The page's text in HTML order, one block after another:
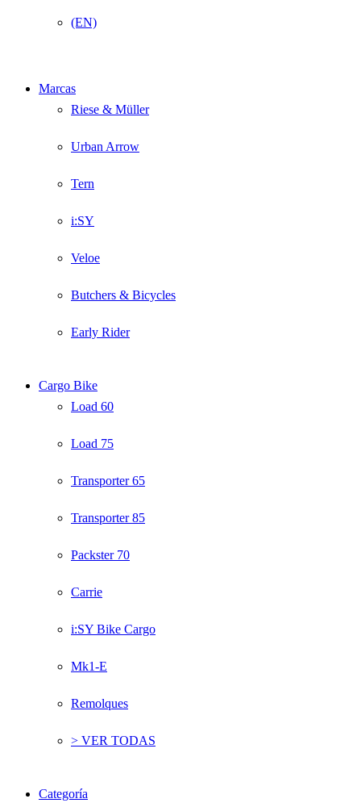
(EN)
Marcas
Riese & Müller
Urban Arrow
Tern
i:SY
Veloe
Butchers & Bicycles
Early Rider
Cargo Bike
Load 60
Load 75
Transporter 65
Transporter 85
Packster 70
Carrie
i:SY Bike Cargo
Mk1-E
Remolques
> VER TODAS
Categoría